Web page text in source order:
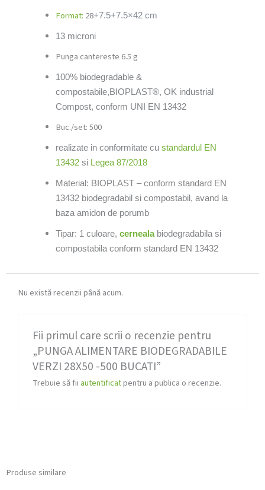
Format: 28+7.5+7.5×42 cm
13 microni
Punga cantereste 6.5 g
100% biodegradable &
compostabile,BIOPLAST®, OK industrial
Compost, conform UNI EN 13432
Buc./set: 500
realizate in conformitate cu standardul EN
13432si Legea 87/2018
Material: BIOPLAST – conform standard EN
13432 biodegradabil si compostabil, avand la
baza amidon de porumb
Tipar: 1 culoare, cernealabiodegradabila si
compostabila conform standard EN 13432
Nu există recenzii până acum.
Fii primul care scrii o recenzie pentru
„PUNGA ALIMENTARE BIODEGRADABILE
VERZI 28X50 -500 BUCATI”
Trebuie să fii autentificatpentru a publica o recenzie.
Produse similare